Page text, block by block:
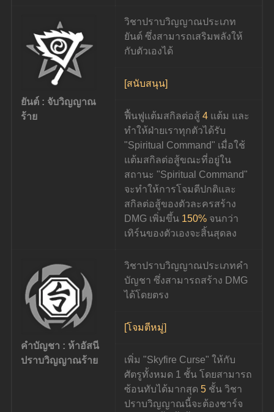
ยันต์ : จับวิญญาณ
ร้าย
วิชาปราบวิญญาณประเภท
ยันต์ ซึ่งสามารถเสริมพลังให้
กับตัวเองได้
[สนับสนุน]
ฟื้นฟูแต้มสกิลต่อสู้ 4 แต้ม และ
ทำให้ฝ่ายเราทุกตัวได้รับ
"Spiritual Command" เมื่อใช้
แต้มสกิลต่อสู้ขณะที่อยู่ใน
สถานะ "Spiritual Command"
จะทำให้การโจมตีปกติและ
สกิลต่อสู้ของตัวละครสร้าง
DMG เพิ่มขึ้น 150% จนกว่า
เทิร์นของตัวเองจะสิ้นสุดลง
คำบัญชา : ห้าอัสนี
ปราบวิญญาณร้าย
วิชาปราบวิญญาณประเภทคำ
บัญชา ซึ่งสามารถสร้าง DMG
ได้โดยตรง
[โจมตีหมู่]
เพิ่ม "Skyfire Curse" ให้กับ
ศัตรูทั้งหมด 1 ชั้น โดยสามารถ
ซ้อนทับได้มากสุด 5 ชั้น วิชา
ปราบวิญญาณนี้จะต้องชาร์จ